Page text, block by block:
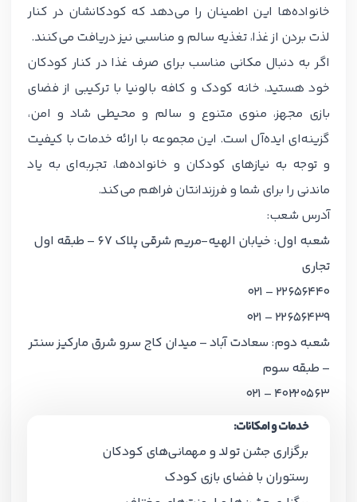
خانواده‌ها این اطمینان را می‌دهد که کودکانشان در کنار
لذت بردن از غذا، تغذیه سالم و مناسبی نیز دریافت می‌کنند.
اگر به دنبال مکانی مناسب برای صرف غذا در کنار کودکان
خود هستید، خانه کودک و کافه بالونیا با ترکیبی از فضای
بازی مجهز، منوی متنوع و سالم و محیطی شاد و امن،
گزینه‌ای ایده‌آل است. این مجموعه با ارائه خدمات با کیفیت
و توجه به نیازهای کودکان و خانواده‌ها، تجربه‌ای به یاد
ماندنی را برای شما و فرزندانتان فراهم می‌کند.
آدرس شعب:
شعبه اول: خیابان الهیه-مریم شرقی پلاک 67 – طبقه اول
تجاری
22656440 – 021
22656439 – 021
شعبه دوم: سعادت آباد – میدان کاج سرو شرق مارکیز سنتر
– طبقه سوم
40220563 – 021
خدمات و امکانات:
برگزاری جشن تولد و مهمانی‌های کودکان
رستوران با فضای بازی کودک